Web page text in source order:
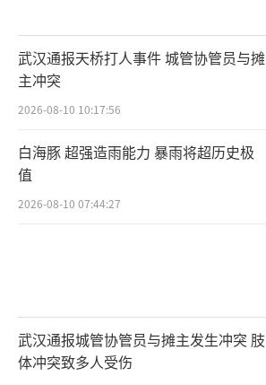
武汉通报天桥打人事件 城管协管员与摊
主冲突
2026-08-10 10:17:56
白海豚 超强造雨能力 暴雨将超历史极
值
2026-08-10 07:44:27
武汉通报城管协管员与摊主发生冲突 肢
体冲突致多人受伤